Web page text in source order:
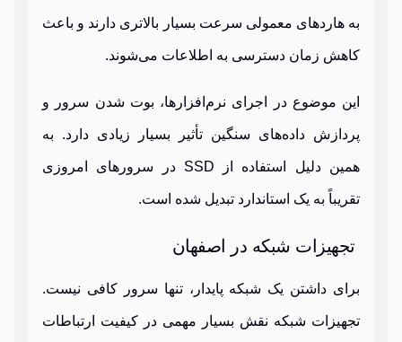
به هاردهای معمولی سرعت بسیار بالاتری دارند و باعث
کاهش زمان دسترسی به اطلاعات می‌شوند.
این موضوع در اجرای نرم‌افزارها، بوت شدن سرور و
پردازش داده‌های سنگین تأثیر بسیار زیادی دارد. به
همین دلیل استفاده از SSD در سرورهای امروزی
تقریباً به یک استاندارد تبدیل شده است.
تجهیزات شبکه در اصفهان
برای داشتن یک شبکه پایدار، تنها سرور کافی نیست.
تجهیزات شبکه نقش بسیار مهمی در کیفیت ارتباطات